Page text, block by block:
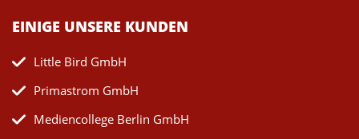
EINIGE UNSERE KUNDEN
Little Bird GmbH
Primastrom GmbH
Mediencollege Berlin GmbH